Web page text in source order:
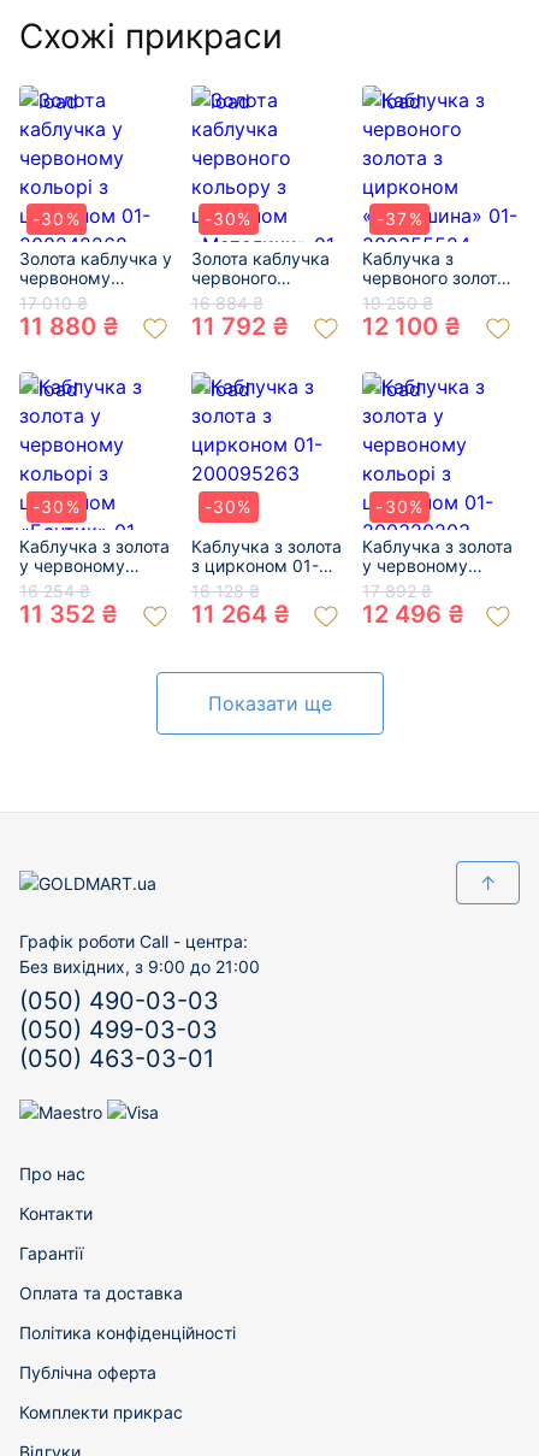
Схожі прикраси
-30%
Золота каблучка у
червоному
кольорі з
цирконом 01-
200242268
17 010 ₴
11 880 ₴
-30%
Золота каблучка
червоного
кольору з
цирконом
«Метелики» 01-
16 884 ₴
11 792 ₴
-37%
Каблучка з
червоного золота
з цирконом
«Конюшина» 01-
200355524
19 250 ₴
12 100 ₴
-30%
Каблучка з золота
у червоному
кольорі з
цирконом
«Бантик» 01-
16 254 ₴
11 352 ₴
-30%
Каблучка з золота
з цирконом 01-
200095263
16 128 ₴
11 264 ₴
-30%
Каблучка з золота
у червоному
кольорі з
цирконом 01-
200320203
17 892 ₴
12 496 ₴
Показати ще
↑
Графік роботи Call - центра:
Без вихідних, з 9:00 до 21:00
(050) 490-03-03
(050) 499-03-03
(050) 463-03-01
Про нас
Контакти
Гарантії
Оплата та доставка
Політика конфіденційності
Публічна оферта
Комплекти прикрас
Відгуки